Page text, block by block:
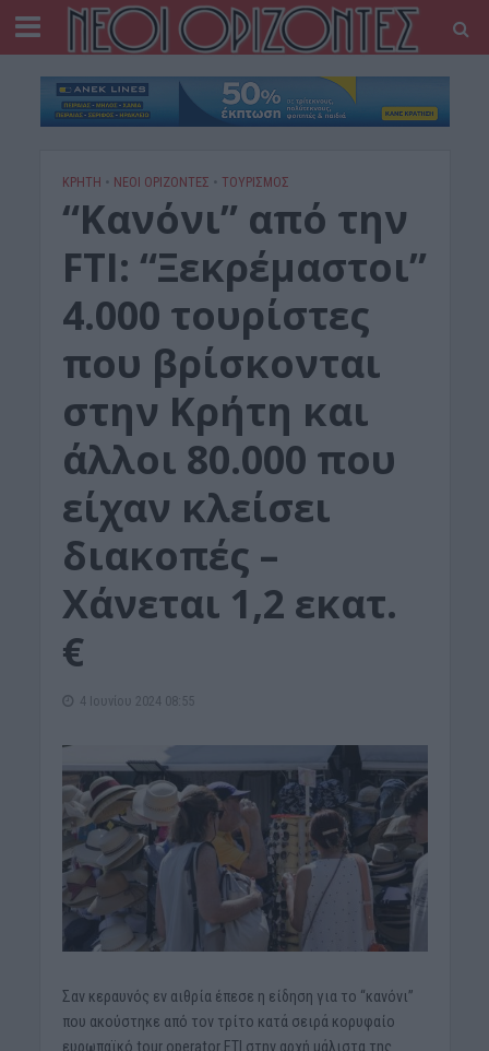
ΚΡΗΤΗ • ΝΕΟΙ ΟΡΙΖΟΝΤΕΣ • ΤΟΥΡΙΣΜΟΣ
“Κανόνι” από την
FTI: “Ξεκρέμαστοι”
4.000 τουρίστες
που βρίσκονται
στην Κρήτη και
άλλοι 80.000 που
είχαν κλείσει
διακοπές –
Χάνεται 1,2 εκατ.
€
4 Ιουνίου 2024 08:55
Σαν κεραυνός εν αιθρία έπεσε η είδηση για το “κανόνι”
που ακούστηκε από τον τρίτο κατά σειρά κορυφαίο
ευρωπαϊκό tour operator FTI στην αρχή μάλιστα της